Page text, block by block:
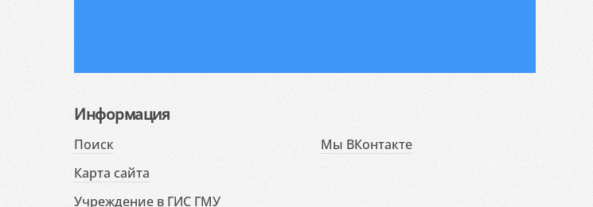
Информация
Поиск
Карта сайта
Учреждение в ГИС ГМУ
Мы ВКонтакте